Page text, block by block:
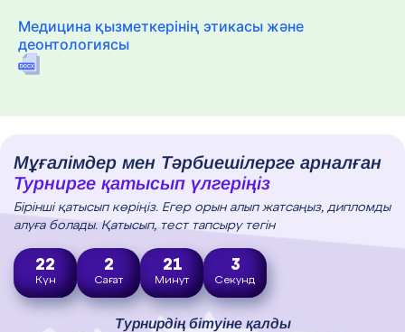
Медицина қызметкерінің этикасы және
деонтологиясы
Мұғалімдер мен Тәрбиешілерге арналған
Турнирге қатысып үлгеріңіз
Бірінші қатысып көріңіз. Егер орын алып жатсаңыз, дипломды
алуға болады. Қатысып, тест тапсыру тегін
22
Күн
2
Сағат
21
Минут
2
Секунд
Турнирдің бітуіне қалды